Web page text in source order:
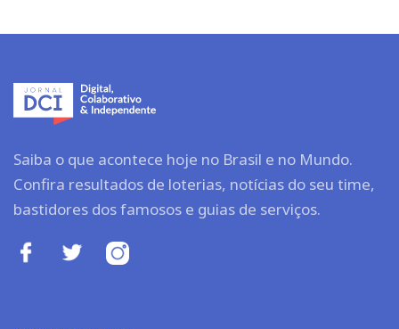
Saiba o que acontece hoje no Brasil e no Mundo.
Confira resultados de loterias, notícias do seu time,
bastidores dos famosos e guias de serviços.